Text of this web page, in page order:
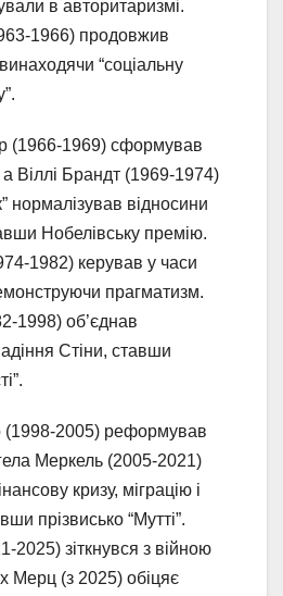
в авторитаризмі.
1966) продовжив
“соціальну
(1966-1969) сформував
а Віллі Брандт (1969-1974)
нормалізував відносини
Нобелівську премію.
1982) керував у часи
прагматизм.
1998) об’єднав
Стіни, ставши
(1998-2005) реформував
Меркель (2005-2021)
кризу, міграцію і
прізвисько “Мутті”.
зіткнувся з війною
Мерц (з 2025) обіцяє